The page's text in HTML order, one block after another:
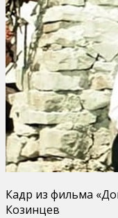
Кадр из фильма
Козинцев